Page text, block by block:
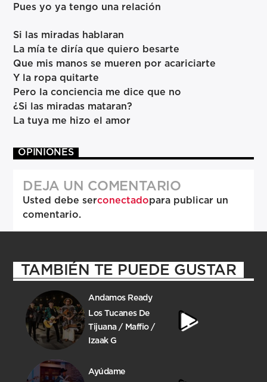
Pues yo ya tengo una relación
Si las miradas hablaran
La mía te diría que quiero besarte
Que mis manos se mueren por acariciarte
Y la ropa quitarte
Pero la conciencia me dice que no
¿Si las miradas mataran?
La tuya me hizo el amor
OPINIONES
DEJA UN COMENTARIO
Usted debe serconectadopara publicar un
comentario.
TAMBIÉN TE PUEDE GUSTAR
Andamos Ready
Los Tucanes De
Tijuana / Maffio /
Izaak G
Ayúdame